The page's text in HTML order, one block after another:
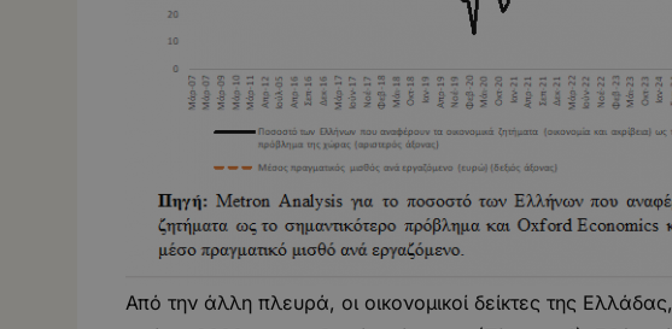
Από την άλλη πλευρά, οι οικονομικοί δείκτες της